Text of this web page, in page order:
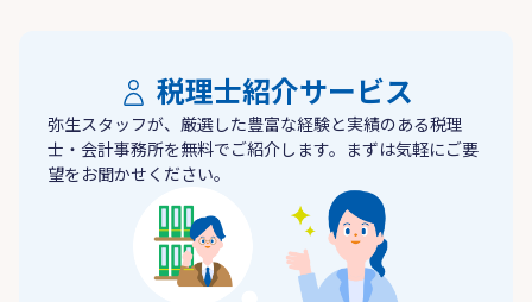
税理士紹介サービス
弥生スタッフが、厳選した豊富な経験と実績のある税理
士・会計事務所を無料でご紹介します。まずは気軽にご要
望をお聞かせください。